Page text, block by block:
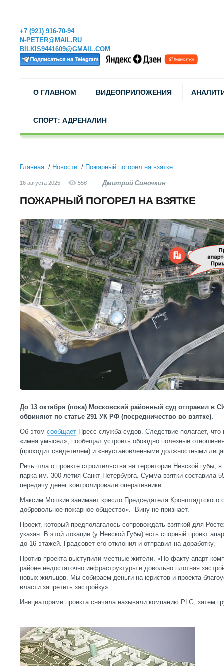
+7 (921) 916-70-94
N-PETER@MAIL.RU
BILKIS9441609@GMAIL.COM
О ГЛАВНОМ ВИДЕОПРИЛОЖЕНИЯ
СПОРТ: АДРЕНАЛИН
Главная Новости Пожарный погорел на взятке
16 августа 2025 556 Дмитрий Синочкин
ПОЖАРНЫЙ ПОГОРЕЛ НА ВЗЯТКЕ
До 13 октября (пока) Московский районный суд отправил в
обвиняют по статье 291 УК РФ (посредничество во взятке).
Об этом сообщает Пресс-служба судов. Следствие полагает,
«имея умысел», пообещал устроить обоюдно полезные
(проходит свидетелем) и «неустановленными должностными
Речь шла о проекте строительства на территории Невской губы,
парка им. 300-летия Санкт-Петербурга. Сумма взятки составила
передачу денег контролировали оперативники.
Максим Мошкин занимает кресло Председателя Кронштадтского
добровольное пожарное общество». Вину не признает.
Проект, который предполагалось сопровождать взяткой для
указан. В этой локации (у Невской Губы) есть спорный проект
до 16 этажей. Градсовет его отклонил и отправил на доработку.
Против проекта выступили местные жители. «По факту апарт-
районе недостаточно инфраструктуры и довольно плотная
новых жильцов. Мы собираем деньги на юристов и проекта
власти запретить застройку».
Инициаторами проекта сначала называли компанию PLG, затем